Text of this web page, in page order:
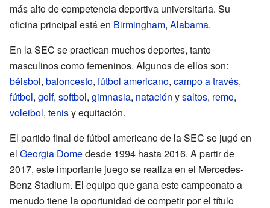
más alto de competencia deportiva universitaria. Su
oficina principal está en Birmingham, Alabama.
En la SEC se practican muchos deportes, tanto
masculinos como femeninos. Algunos de ellos son:
béisbol, baloncesto, fútbol americano, campo a través,
fútbol, golf, softbol, gimnasia, natación ysaltos, remo,
voleibol, tenisy equitación.
El partido final de fútbol americano de la SEC se jugó en
el Georgia Domedesde 1994 hasta 2016. A partir de
2017, este importante juego se realiza en el Mercedes-
Benz Stadium. El equipo que gana este campeonato a
menudo tiene la oportunidad de competir por el título